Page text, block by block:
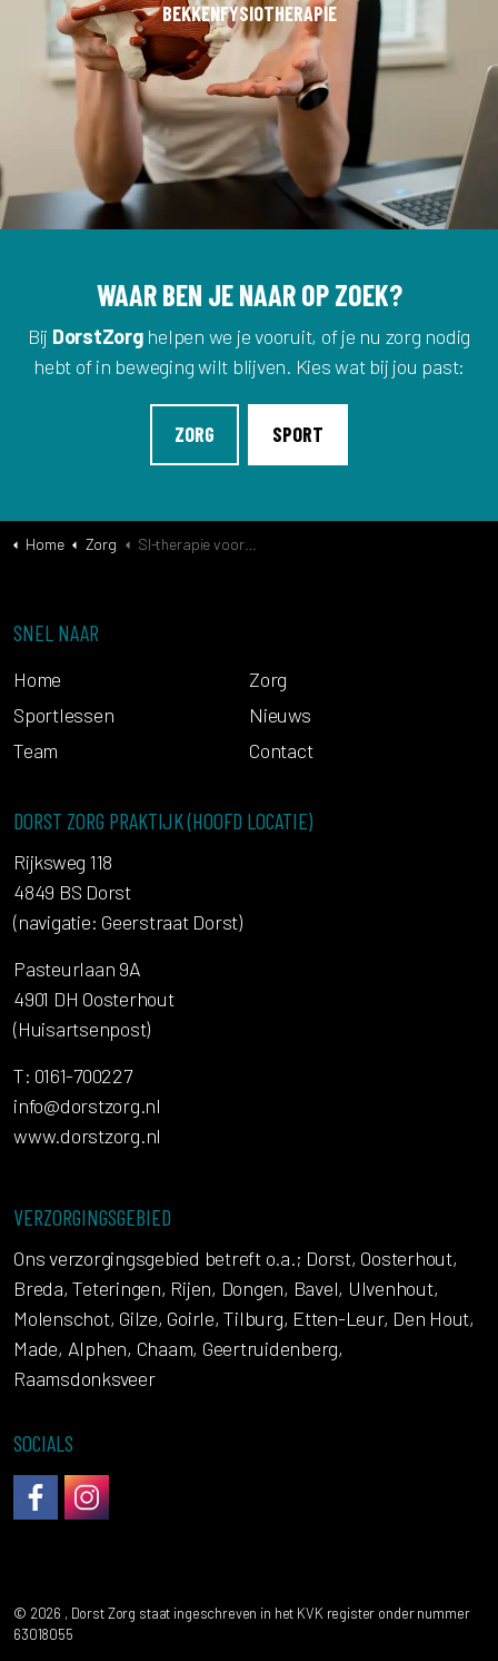
BEKKENFYSIOTHERAPIE
WAAR BEN JE NAAR OP ZOEK?
Bij DorstZorghelpen we je vooruit, of je nu zorg nodig
hebt of in beweging wilt blijven. Kies wat bij jou past:
ZORG SPORT
Home Zorg SI-therapie voor kinderen
SNEL NAAR
Home
Zorg
Sportlessen
Nieuws
Team
Contact
DORST ZORG PRAKTIJK (HOOFD LOCATIE)
Rijksweg 118
4849 BS Dorst
(navigatie: Geerstraat Dorst)
Pasteurlaan 9A
4901 DH Oosterhout
(Huisartsenpost)
T: 0161-700227
info@dorstzorg.nl
www.dorstzorg.nl
VERZORGINGSGEBIED
Ons verzorgingsgebied betreft o.a.; Dorst, Oosterhout,
Breda, Teteringen, Rijen, Dongen, Bavel, Ulvenhout,
Molenschot, Gilze, Goirle, Tilburg, Etten-Leur, Den Hout,
Made, Alphen, Chaam, Geertruidenberg,
Raamsdonksveer
SOCIALS
© 2026 , Dorst Zorg staat ingeschreven in het KVK register onder nummer
63018055